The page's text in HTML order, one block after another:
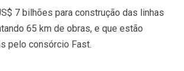
7 bilhões para construção das linhas
65 km de obras, e que estão
pelo consórcio Fast.